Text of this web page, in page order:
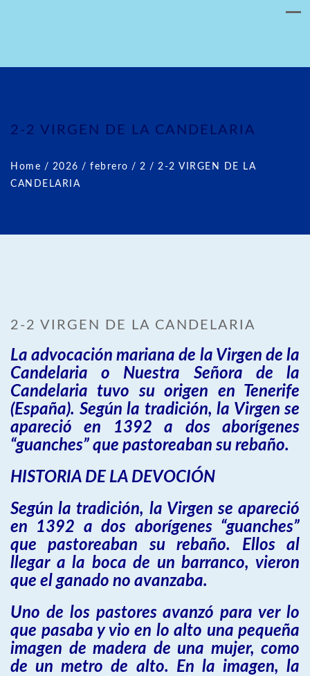
2-2 VIRGEN DE LA CANDELARIA
Home / 2026 / febrero / 2 / 2-2 VIRGEN DE LA
CANDELARIA
2-2 VIRGEN DE LA CANDELARIA
La advocación mariana de la Virgen de la
Candelaria o Nuestra Señora de la
Candelaria tuvo su origen en Tenerife
(España). Según la tradición, la Virgen se
apareció en 1392 a dos aborígenes
“guanches” que pastoreaban su rebaño.
HISTORIA DE LA DEVOCIÓN
Según la tradición, la Virgen se apareció
en 1392 a dos aborígenes “guanches”
que pastoreaban su rebaño. Ellos al
llegar a la boca de un barranco, vieron
que el ganado no avanzaba.
Uno de los pastores avanzó para ver lo
que pasaba y vio en lo alto una pequeña
imagen de madera de una mujer, como
de un metro de alto. En la imagen, la